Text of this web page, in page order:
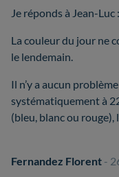
Je réponds à Jean-Luc :
La couleur du jour ne
le lendemain.
Il n’y a aucun
systématiquement à
(bleu, blanc ou
Fernandez Florent -